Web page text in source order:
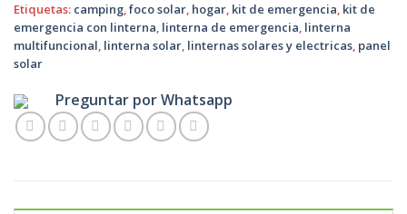
Etiquetas: camping,foco solar, hogar, kit de emergencia, kit de
emergencia con linterna, linterna de emergencia, linterna
multifuncional, linterna solar, linternas solares y electricas, panel
solar
Preguntar por Whatsapp